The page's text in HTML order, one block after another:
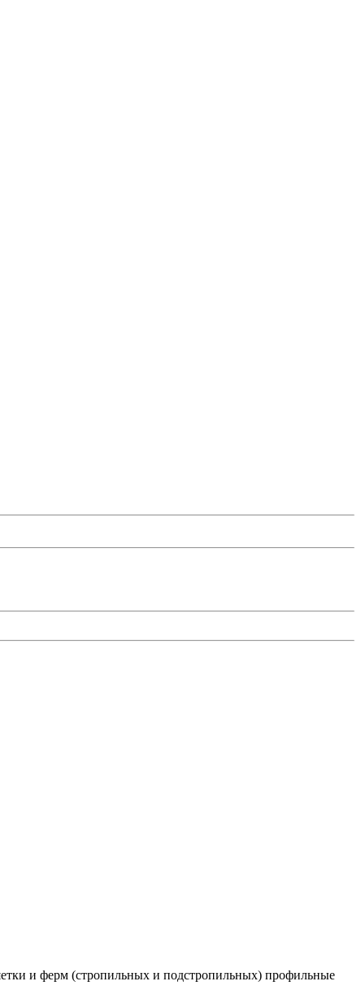
и ферм (стропильных и подстропильных) профильные